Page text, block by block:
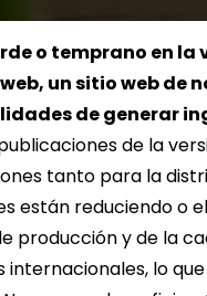
o temprano en la
un sitio web de
de generar
de la
tanto para la
están reduciendo o
producción y de la
internacionales, lo